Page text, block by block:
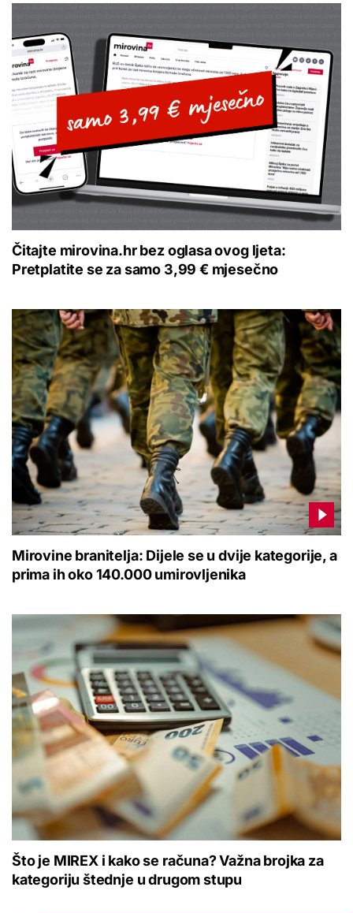
Čitajte mirovina.hr bez oglasa ovog ljeta:
Pretplatite se za samo 3,99 € mjesečno
Mirovine branitelja: Dijele se u dvije kategorije, a
prima ih oko 140.000 umirovljenika
Što je MIREX i kako se računa? Važna brojka za
kategoriju štednje u drugom stupu